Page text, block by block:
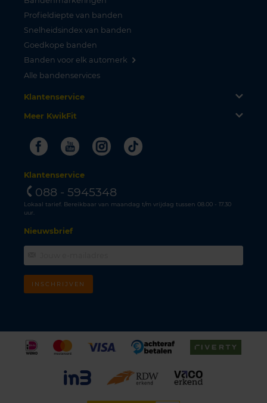
Profieldiepte van banden
Snelheidsindex van banden
Goedkope banden
Banden voor elk automerk
Alle bandenservices
Klantenservice
Meer KwikFit
FacebookYoutubeInstagram
Tiktok
Klantenservice
088 - 5945348
Lokaal tarief. Bereikbaar van maandag t/m vrijdag tussen 08.00 - 17.30
uur.
Nieuwsbrief
INSCHRIJVEN